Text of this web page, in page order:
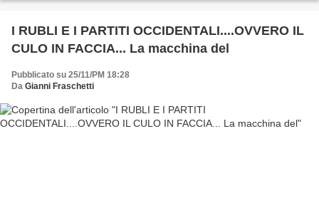
I RUBLI E I PARTITI OCCIDENTALI....OVVERO IL
CULO IN FACCIA... La macchina del
Pubblicato su 25/11/PM 18:28
Da Gianni Fraschetti